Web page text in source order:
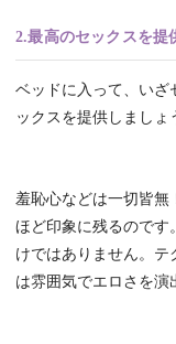
2.最高のセックスを提
ベッドに入って、い
ックスを提供しましょ
羞恥心などは一切皆無
ほど印象に残るのです
けではありません。
は雰囲気でエロさを演